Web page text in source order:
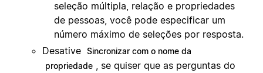
seleção múltipla, relação e propriedades
de pessoas, você pode especificar um
número máximo de seleções por resposta.
Desative Sincronizar com o nome da
propriedade
, se quiser que as perguntas do